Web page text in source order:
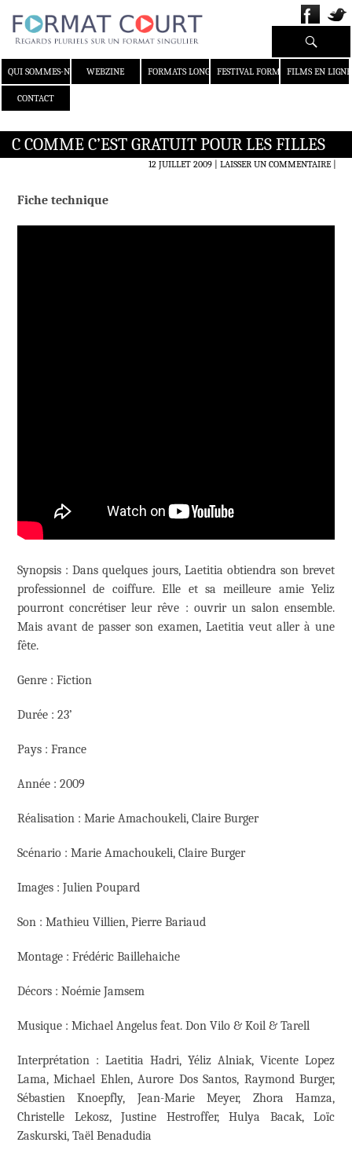
QUI SOMMES-NOUS ?WEBZINE FORMATS LONGS FESTIVAL FORMAT COURT
FILMS EN LIGNE
CONTACT
Recherche
C COMME C’EST GRATUIT POUR LES FILLES
12 JUILLET 2009 LAISSER UN COMMENTAIRE|
Fiche technique
Synopsis : Dans quelques jours, Laetitia obtiendra son brevet
professionnel de coiffure. Elle et sa meilleure amie Yeliz
pourront concrétiser leur rêve : ouvrir un salon ensemble.
Mais avant de passer son examen, Laetitia veut aller à une
fête.
Genre : Fiction
Durée : 23’
Pays : France
Année : 2009
Réalisation : Marie Amachoukeli, Claire Burger
Scénario : Marie Amachoukeli, Claire Burger
Images : Julien Poupard
Son : Mathieu Villien, Pierre Bariaud
Montage : Frédéric Baillehaiche
Décors : Noémie Jamsem
Musique : Michael Angelus feat. Don Vilo & Koil & Tarell
Interprétation : Laetitia Hadri, Yéliz Alniak, Vicente Lopez
Lama, Michael Ehlen, Aurore Dos Santos, Raymond Burger,
Sébastien Knoepfly, Jean-Marie Meyer, Zhora Hamza,
Christelle Lekosz, Justine Hestroffer, Hulya Bacak, Loïc
Zaskurski, Taël Benadudia